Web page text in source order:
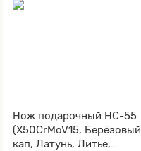
Нож подарочный НС-55
(X50CrMoV15, Берёзовый
кап, Латунь, Литьё,